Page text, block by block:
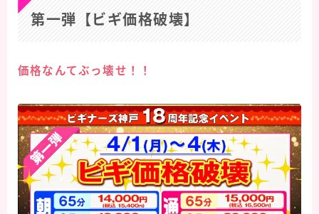
第一弾【ビギ価格破壊】
価格なんてぶっ壊せ！！